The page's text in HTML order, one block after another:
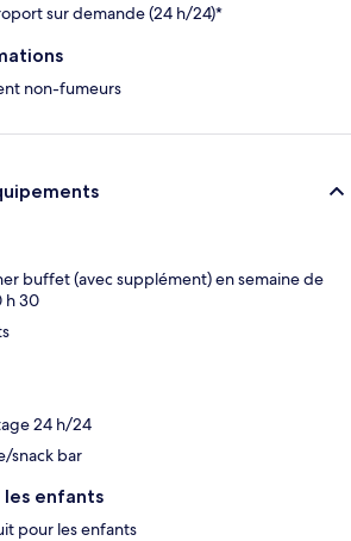
sur demande (24 h/24)*
non-fumeurs
buffet (avec supplément) en semaine de
h 30
24 h/24
snack bar
les enfants
pour les enfants